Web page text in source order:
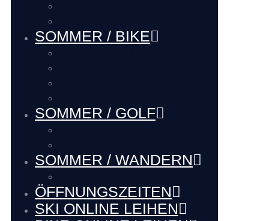
SOMMER / BIKE
SOMMER / GOLF
SOMMER / WANDERN
ÖFFNUNGSZEITEN
SKI ONLINE LEIHEN